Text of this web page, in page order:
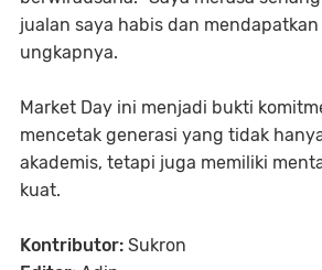
jualan saya habis dan mendapatkan
ungkapnya.
Market Day ini menjadi bukti
mencetak generasi yang tidak
akademis, tetapi juga memiliki
kuat.
Kontributor: Sukron